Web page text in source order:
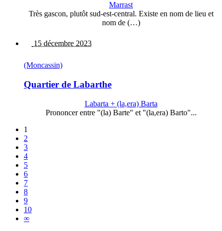
Marrast
Très gascon, plutôt sud-est-central. Existe en nom de lieu et
nom de (…)
15 décembre 2023
(Moncassin)
Quartier de Labarthe
Labarta + (la,era) Barta
Prononcer entre "(la) Barte" et "(la,era) Barto"...
1
2
3
4
5
6
7
8
9
10
∞